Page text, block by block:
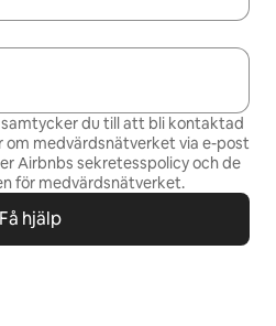
samtycker du till att bli kontaktad
om medvärdsnätverket via e-post
Airbnbs sekretesspolicy och de
för medvärdsnätverket.
Få hjälp